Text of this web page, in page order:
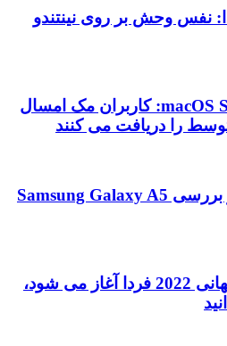
نفس وحش بر روی نینتندو
نقد و بررسی macOS Sierra: کاربران مک امسال
را دریافت می کنند
تجربه عملی : نقد و بررسی Samsung Galaxy A5
طوفان قهرمانان جهانی 2022 فردا آغاز می شود،